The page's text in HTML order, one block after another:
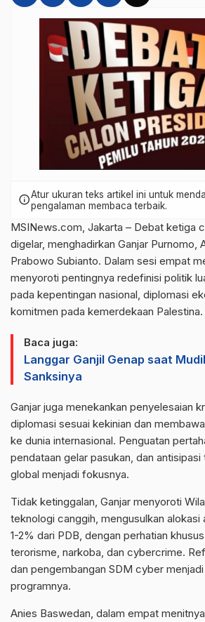
infoAtur ukuran teks artikel ini untuk
pengalaman membaca terbaik.
MSINews.com, Jakarta – Debat ketiga
digelar, menghadirkan Ganjar Purnomo,
Prabowo Subianto. Dalam sesi empat
menyoroti pentingnya redefinisi politik
pada kepentingan nasional, diplomasi
komitmen pada kemerdekaan Palestina.
Baca juga:
Langgar Ganjil Genap saat
Sanksinya
Ganjar juga menekankan penyelesaian
diplomasi sesuai kekinian dan
ke dunia internasional. Penguatan
pendataan gelar pasukan, dan antisipasi
global menjadi fokusnya.
Tidak ketinggalan, Ganjar menyoroti
teknologi canggih, mengusulkan alokasi
1-2% dari PDB, dengan perhatian
terorisme, narkoba, dan cybercrime.
dan pengembangan SDM cyber
programnya.
Anies Baswedan, dalam empat